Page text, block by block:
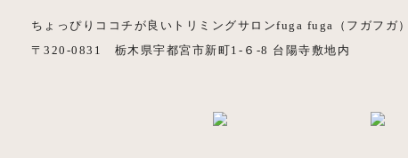
ちょっぴりココチが良いトリミングサロンfuga fuga（フガフガ）
〒320-0831 栃木県宇都宮市新町1-６-8 台陽寺敷地内